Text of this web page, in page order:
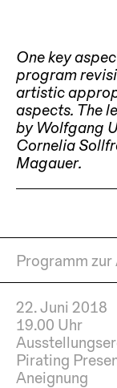
One key
program
artistic
aspects. The
by Wolfgang
Cornelia
Magauer.
Programm
22. Juni 2018
19.00 Uhr
Pirating
Aneignung